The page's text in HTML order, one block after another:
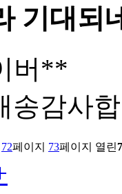
기대되
버**
송감사
72페이지 73페이지 열린